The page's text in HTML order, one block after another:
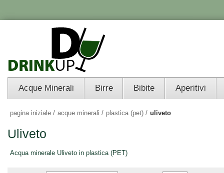
Acque Minerali Birre Bibite Aperitivi
pagina iniziale / acque minerali / plastica (pet) / uliveto
Uliveto
Acqua minerale Uliveto in plastica (PET)